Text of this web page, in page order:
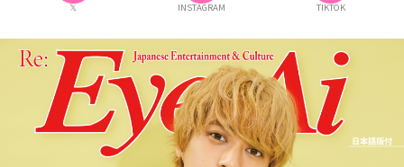
𝕏 INSTAGRAM TIKTOK